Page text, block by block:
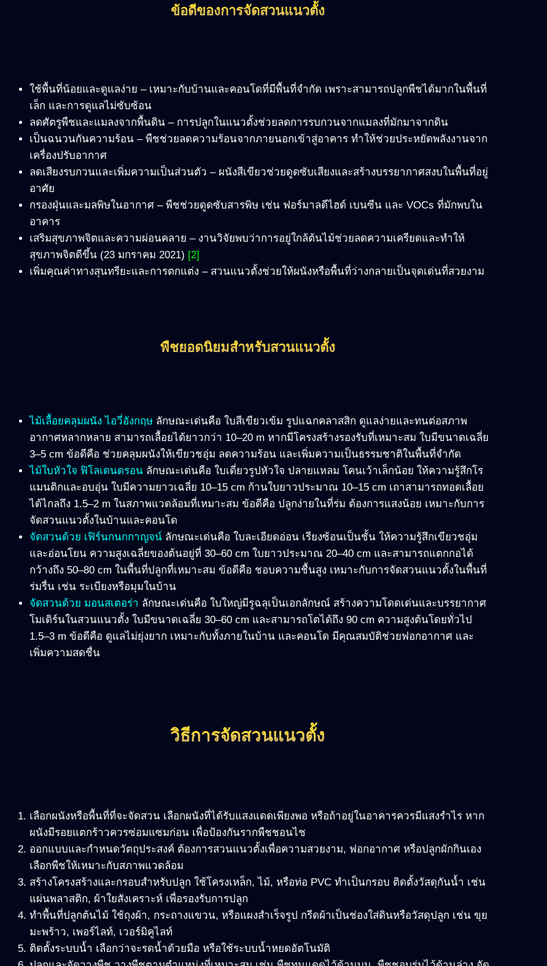
ข้อดีของการจัดสวนแนวตั้ง
ใช้พื้นที่น้อยและดูแลง่าย – เหมาะกับบ้านและคอนโดที่มีพื้นที่จำกัด เพราะสามารถปลูกพืชได้มากในพื้นที่
เล็ก และการดูแลไม่ซับซ้อน
ลดศัตรูพืชและแมลงจากพื้นดิน – การปลูกในแนวตั้งช่วยลดการรบกวนจากแมลงที่มักมาจากดิน
เป็นฉนวนกันความร้อน – พืชช่วยลดความร้อนจากภายนอกเข้าสู่อาคาร ทำให้ช่วยประหยัดพลังงานจาก
เครื่องปรับอากาศ
ลดเสียงรบกวนและเพิ่มความเป็นส่วนตัว – ผนังสีเขียวช่วยดูดซับเสียงและสร้างบรรยากาศสงบในพื้นที่อยู่
อาศัย
กรองฝุ่นและมลพิษในอากาศ – พืชช่วยดูดซับสารพิษ เช่น ฟอร์มาลดีไฮด์ เบนซีน และ VOCs ที่มักพบใน
อาคาร
เสริมสุขภาพจิตและความผ่อนคลาย – งานวิจัยพบว่าการอยู่ใกล้ต้นไม้ช่วยลดความเครียดและทำให้
สุขภาพจิตดีขึ้น (23 มกราคม 2021) [2]
เพิ่มคุณค่าทางสุนทรียะและการตกแต่ง – สวนแนวตั้งช่วยให้ผนังหรือพื้นที่ว่างกลายเป็นจุดเด่นที่สวยงาม
พืชยอดนิยมสำหรับสวนแนวตั้ง
ไม้เลื้อยคลุมผนัง ไอวี่อังกฤษ ลักษณะเด่นคือ ใบสีเขียวเข้ม รูปแฉกคลาสสิก ดูแลง่ายและทนต่อสภาพ
อากาศหลากหลาย สามารถเลื้อยได้ยาวกว่า 10–20 m หากมีโครงสร้างรองรับที่เหมาะสม ใบมีขนาดเฉลี่ย
3–5 cm ข้อดีคือ ช่วยคลุมผนังให้เขียวชอุ่ม ลดความร้อน และเพิ่มความเป็นธรรมชาติในพื้นที่จำกัด
ไม้ใบหัวใจ ฟิโลเดนดรอน ลักษณะเด่นคือ ใบเดี่ยวรูปหัวใจ ปลายแหลม โคนเว้าเล็กน้อย ให้ความรู้สึกโร
แมนติกและอบอุ่น ใบมีความยาวเฉลี่ย 10–15 cm ก้านใบยาวประมาณ 10–15 cm เถาสามารถทอดเลื้อย
ได้ไกลถึง 1.5–2 m ในสภาพแวดล้อมที่เหมาะสม ข้อดีคือ ปลูกง่ายในที่ร่ม ต้องการแสงน้อย เหมาะกับการ
จัดสวนแนวตั้งในบ้านและคอนโด
จัดสวนด้วย เฟิร์นกนกกาญจน์ ลักษณะเด่นคือ ใบละเอียดอ่อน เรียงซ้อนเป็นชั้น ให้ความรู้สึกเขียวชอุ่ม
และอ่อนโยน ความสูงเฉลี่ยของต้นอยู่ที่ 30–60 cm ใบยาวประมาณ 20–40 cm และสามารถแตกกอได้
กว้างถึง 50–80 cm ในพื้นที่ปลูกที่เหมาะสม ข้อดีคือ ชอบความชื้นสูง เหมาะกับการจัดสวนแนวตั้งในพื้นที่
ร่มรื่น เช่น ระเบียงหรือมุมในบ้าน
จัดสวนด้วย มอนสเตอร่า ลักษณะเด่นคือ ใบใหญ่มีรูฉลุเป็นเอกลักษณ์ สร้างความโดดเด่นและบรรยากาศ
โมเดิร์นในสวนแนวตั้ง ใบมีขนาดเฉลี่ย 30–60 cm และสามารถโตได้ถึง 90 cm ความสูงต้นโดยทั่วไป
1.5–3 m ข้อดีคือ ดูแลไม่ยุ่งยาก เหมาะกับทั้งภายในบ้าน และคอนโด มีคุณสมบัติช่วยฟอกอากาศ และ
เพิ่มความสดชื่น
วิธีการจัดสวนแนวตั้ง
เลือกผนังหรือพื้นที่ที่จะจัดสวน เลือกผนังที่ได้รับแสงแดดเพียงพอ หรือถ้าอยู่ในอาคารควรมีแสงรำไร หาก
ผนังมีรอยแตกร้าวควรซ่อมแซมก่อน เพื่อป้องกันรากพืชชอนไช
ออกแบบและกำหนดวัตถุประสงค์ ต้องการสวนแนวตั้งเพื่อความสวยงาม, ฟอกอากาศ หรือปลูกผักกินเอง
เลือกพืชให้เหมาะกับสภาพแวดล้อม
สร้างโครงสร้างและกรอบสำหรับปลูก ใช้โครงเหล็ก, ไม้, หรือท่อ PVC ทำเป็นกรอบ ติดตั้งวัสดุกันน้ำ เช่น
แผ่นพลาสติก, ผ้าใยสังเคราะห์ เพื่อรองรับการปลูก
ทำพื้นที่ปลูกต้นไม้ ใช้ถุงผ้า, กระถางแขวน, หรือแผงสำเร็จรูป กรีดผ้าเป็นช่องใส่ดินหรือวัสดุปลูก เช่น ขุย
มะพร้าว, เพอร์ไลท์, เวอร์มิคูไลท์
ติดตั้งระบบน้ำ เลือกว่าจะรดน้ำด้วยมือ หรือใช้ระบบน้ำหยดอัตโนมัติ